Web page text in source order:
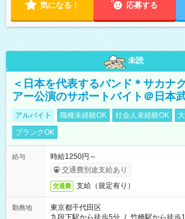
気になる！ 応募する
未読
＜日本を代表するバンド＊サカナ
アー公演のサポートバイト＠日本
アルバイト 職種未経験OK 社会人未経験OK
ブランクOK
給与
時給1250円～
交通費別途支給あり
交通費 支給（規定有り）
勤務地
東京都千代田区
九段下駅から徒歩5分 / 竹橋駅から徒歩